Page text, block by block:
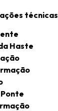
técnicas
Haste